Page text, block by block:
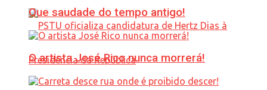
Que saudade do tempo antigo!
O artista José Rico nunca morrerá!